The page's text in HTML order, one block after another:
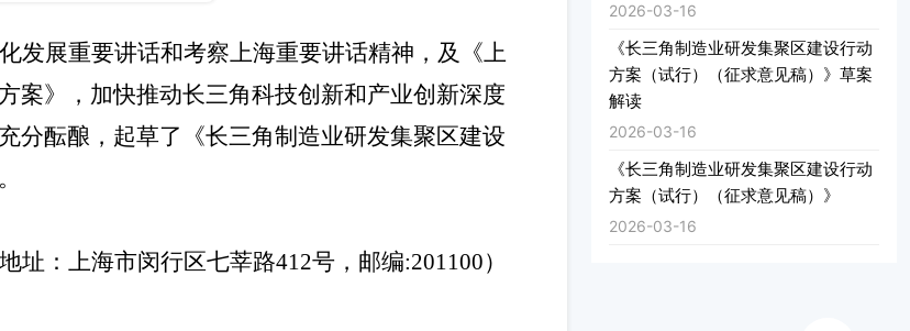
发展重要讲话和考察上海重要讲话精神，及《上
案》，加快推动长三角科技创新和产业创新深度
分酝酿，起草了《长三角制造业研发集聚区建设
址：上海市闵行区七莘路412号，邮编:201100）
2026-03-16
《长三角制造业研发集聚区建设行动
方案（试行）（征求意见稿）》草案
解读
2026-03-16
《长三角制造业研发集聚区建设行动
方案（试行）（征求意见稿）》
2026-03-16